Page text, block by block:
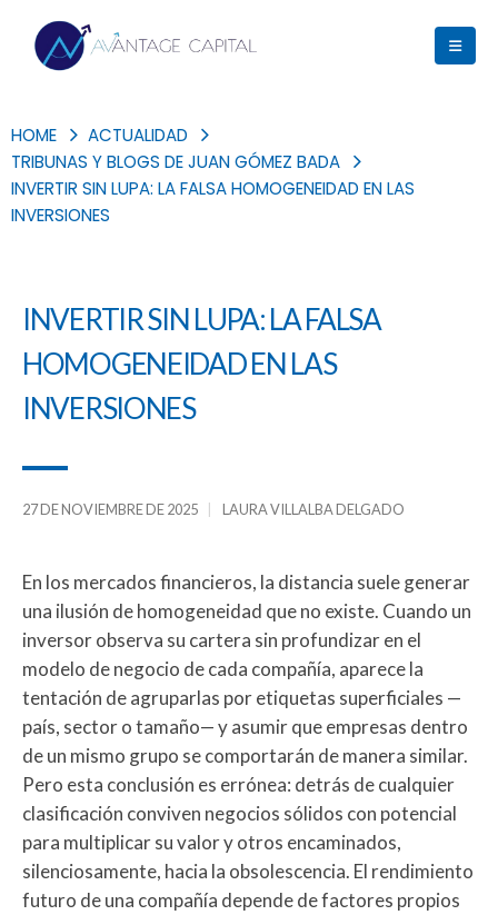
HOME
ACTUALIDAD
TRIBUNAS Y BLOGS DE JUAN GÓMEZ BADA
INVERTIR SIN LUPA: LA FALSA HOMOGENEIDAD EN LAS
INVERSIONES
INVERTIR SIN LUPA: LA FALSA
HOMOGENEIDAD EN LAS
INVERSIONES
27 DE NOVIEMBRE DE 2025 LAURA VILLALBA DELGADO
En los mercados financieros, la distancia suele generar
una ilusión de homogeneidad que no existe. Cuando un
inversor observa su cartera sin profundizar en el
modelo de negocio de cada compañía, aparece la
tentación de agruparlas por etiquetas superficiales —
país, sector o tamaño— y asumir que empresas dentro
de un mismo grupo se comportarán de manera similar.
Pero esta conclusión es errónea: detrás de cualquier
clasificación conviven negocios sólidos con potencial
para multiplicar su valor y otros encaminados,
silenciosamente, hacia la obsolescencia. El rendimiento
futuro de una compañía depende de factores propios